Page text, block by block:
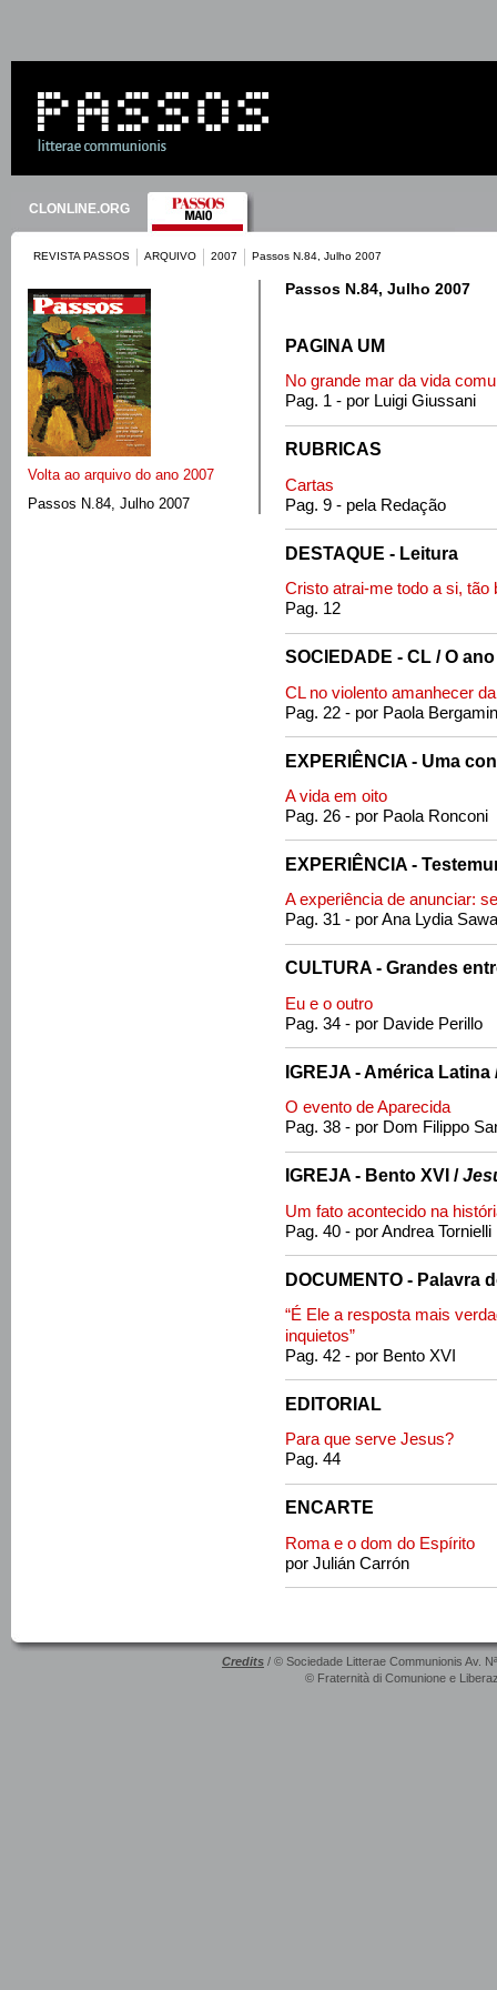
CLONLINE.ORG
REVISTA PASSOS ARQUIVO 2007 Passos N.84, Julho 2007
Volta ao arquivo do ano 2007
Passos N.84, Julho 2007
Passos N.84, Julho 2007
PAGINA UM
No grande mar da vida
Pag. 1 - por Luigi Giussani
RUBRICAS
Cartas
Pag. 9 - pela Redação
DESTAQUE - Leitura
Cristo atrai-me todo a si, tão
Pag. 12
SOCIEDADE - CL / O
CL no violento amanhecer
Pag. 22 - por Paola
EXPERIÊNCIA - Uma
A vida em oito
Pag. 26 - por Paola Ronconi
EXPERIÊNCIA -
A experiência de anunciar:
Pag. 31 - por Ana Lydia
CULTURA - Grandes
Eu e o outro
Pag. 34 - por Davide Perillo
IGREJA - América Latina
O evento de Aparecida
Pag. 38 - por Dom Filippo
IGREJA - Bento XVI /
Um fato acontecido na
Pag. 40 - por Andrea Tornielli
DOCUMENTO - Palavra
“É Ele a resposta mais
inquietos”
Pag. 42 - por Bento XVI
EDITORIAL
Para que serve Jesus?
Pag. 44
ENCARTE
Roma e o dom do Espírito
por Julián Carrón
Credits / © Sociedade Litterae Communionis Av.
© Fraternità di Comunione e